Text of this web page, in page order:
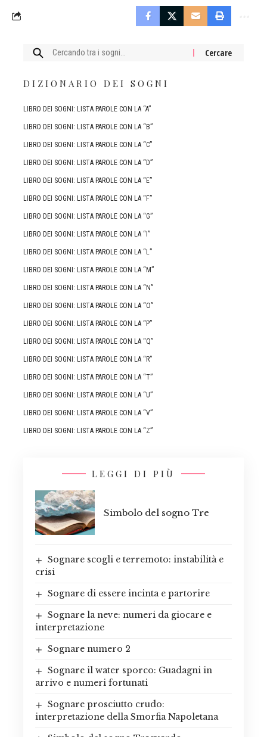
Cercare:
DIZIONARIO DEI SOGNI
LIBRO DEI SOGNI: LISTA PAROLE CON LA “A”
LIBRO DEI SOGNI: LISTA PAROLE CON LA “B”
LIBRO DEI SOGNI: LISTA PAROLE CON LA “C”
LIBRO DEI SOGNI: LISTA PAROLE CON LA “D”
LIBRO DEI SOGNI: LISTA PAROLE CON LA “E”
LIBRO DEI SOGNI: LISTA PAROLE CON LA “F”
LIBRO DEI SOGNI: LISTA PAROLE CON LA “G”
LIBRO DEI SOGNI: LISTA PAROLE CON LA “I”
LIBRO DEI SOGNI: LISTA PAROLE CON LA “L”
LIBRO DEI SOGNI: LISTA PAROLE CON LA “M”
LIBRO DEI SOGNI: LISTA PAROLE CON LA “N”
LIBRO DEI SOGNI: LISTA PAROLE CON LA “O”
LIBRO DEI SOGNI: LISTA PAROLE CON LA “P”
LIBRO DEI SOGNI: LISTA PAROLE CON LA “Q”
LIBRO DEI SOGNI: LISTA PAROLE CON LA “R”
LIBRO DEI SOGNI: LISTA PAROLE CON LA “T”
LIBRO DEI SOGNI: LISTA PAROLE CON LA “U”
LIBRO DEI SOGNI: LISTA PAROLE CON LA “V”
LIBRO DEI SOGNI: LISTA PAROLE CON LA “Z”
LEGGI DI PIÙ
Simbolo del sogno Tre
Sognare scogli e terremoto: instabilità e
crisi
Sognare di essere incinta e partorire
Sognare la neve: numeri da giocare e
interpretazione
Sognare numero 2
Sognare il water sporco: Guadagni in
arrivo e numeri fortunati
Sognare prosciutto crudo:
interpretazione della Smorfia Napoletana